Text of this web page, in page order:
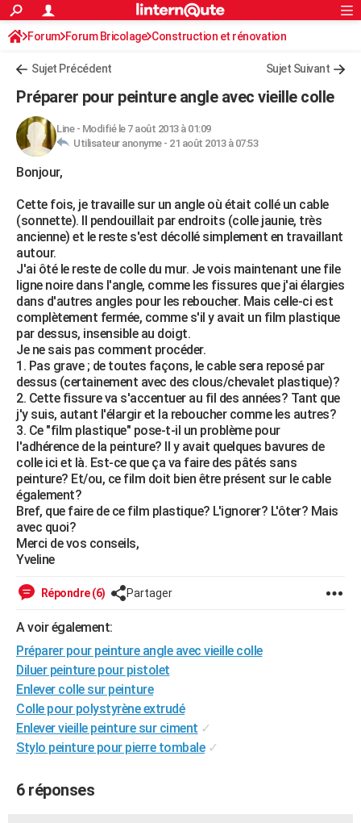
ACTUALITÉS
Politique
Société
Faits Divers
Education
Monde
Villes
+
FINANCE
Retraite
Impôts
Epargne
Immobilier
Risques naturels par ville
Banque
Assurance
Crédit
AUTO
Essais
Réserver un essai
Citadines
Berlines
SUV
Forum auto
+HIGH-TECH
Mobiles
Meilleur smartphone
Internet
Ordinateurs
Jeux vidéo
Guide high-tech
+BRICOLAGE
Forum
Aménagement intérieur
Extérieur
Cuisine
Salle de bains
Jardinage
Rangement
WEEK-END
Guides de France
Escapades
Patrimoine
Expositions
Musées
Week-end nature
+LIFESTYLE
Art de vivre
Bien-être
Modes de vie
SANTE
Alimentation
Guide de la santé
Maladies
Médicaments
Sommeil
VOYAGE
Destinations
City break
Voyage nature
Voyage de noces
Forum
Climat
+PHOTO
GUIDES D'ACHAT
BONS PLANS
CARTE DE VOEUX
Carte de Noël
Carte Bonne année
Carte Saint-Valentin
Carte Pâques
Carte d'anniversaire
DICTIONNAIRE
Dictionnaire
Biographies
Citations
Expressions
Proverbes
PROGRAMME TV
Bricolage
Lifestyle
Culture
Sport
Auto
Television
Voyage
Cinema
Rechercher
S'inscrire
Connexion
Forum Forum Bricolage Construction et rénovation
Peinture, Vernis, Tapissserie
Sujet Précédent Sujet Suivant
Préparer pour peinture angle avec vieille colle
Line- Modifié le 7 août 2013 à 01:09
Utilisateur anonyme - 21 août 2013 à 07:53
Bonjour,
Cette fois, je travaille sur un angle où était collé un cable
(sonnette). Il pendouillait par endroits (colle jaunie, très
ancienne) et le reste s'est décollé simplement en travaillant
autour.
J'ai ôté le reste de colle du mur. Je vois maintenant une file
ligne noire dans l'angle, comme les fissures que j'ai élargies
dans d'autres angles pour les reboucher. Mais celle-ci est
complètement fermée, comme s'il y avait un film plastique
par dessus, insensible au doigt.
Je ne sais pas comment procéder.
1. Pas grave ; de toutes façons, le cable sera reposé par
dessus (certainement avec des clous/chevalet plastique)?
2. Cette fissure va s'accentuer au fil des années? Tant que
j'y suis, autant l'élargir et la reboucher comme les autres?
3. Ce "film plastique" pose-t-il un problème pour
l'adhérence de la peinture? Il y avait quelques bavures de
colle ici et là. Est-ce que ça va faire des pâtés sans
peinture? Et/ou, ce film doit bien être présent sur le cable
également?
Bref, que faire de ce film plastique? L'ignorer? L'ôter? Mais
avec quoi?
Merci de vos conseils,
Yveline
Répondre (6) Partager
A voir également:
Préparer pour peinture angle avec vieille colle
Diluer peinture pour pistolet
Enlever colle sur peinture
Colle pour polystyrène extrudé
Enlever vieille peinture sur ciment ✓
Stylo peinture pour pierre tombale ✓
6 réponses